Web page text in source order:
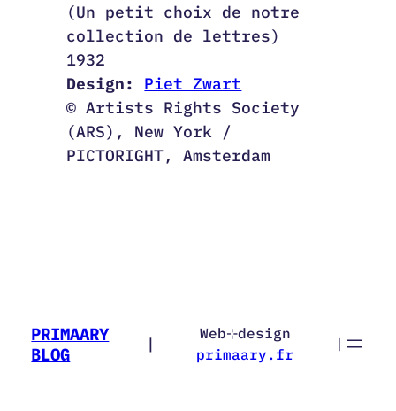
(Un petit choix de notre
collection de lettres)
1932
Design:
Piet Zwart
© Artists Rights Society
(ARS), New York /
PICTORIGHT, Amsterdam
PRIMAARY
BLOG
|
Web⊹design
primaary.fr
|